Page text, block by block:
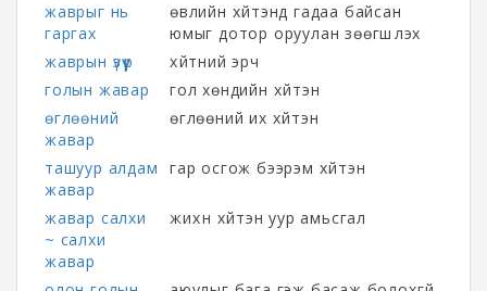
жаврыг нь
гаргах
өвлийн хүйтэнд гадаа байсан
юмыг дотор оруулан зөөгшүүлэх
жаврын үзүүр
хүйтний эрч
голын жавар
гол хөндийн хүйтэн
өглөөний
жавар
өглөөний их хүйтэн
ташуур алдам
жавар
гар осгож бээрэм хүйтэн
жавар салхи
~ салхи
жавар
жихүүн хүйтэн уур амьсгал